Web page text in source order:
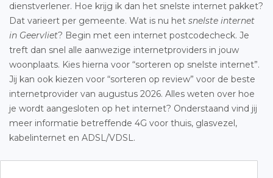
dienstverlener. Hoe krijg ik dan het snelste internet pakket?
Dat varieert per gemeente. Wat is nu het snelste internet
in Geervliet? Begin met een internet postcodecheck. Je
treft dan snel alle aanwezige internetproviders in jouw
woonplaats. Kies hierna voor “sorteren op snelste internet”.
Jij kan ook kiezen voor “sorteren op review” voor de beste
internetprovider van augustus 2026. Alles weten over hoe
je wordt aangesloten op het internet? Onderstaand vind jij
meer informatie betreffende 4G voor thuis, glasvezel,
kabelinternet en ADSL/VDSL.